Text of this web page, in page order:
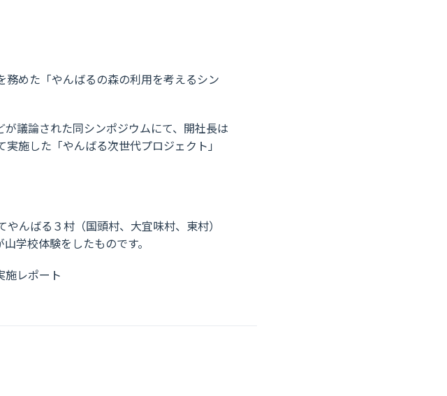
めた「やんばるの森の利用を考えるシン
議論された同シンポジウムにて、開社長は
施した「やんばる次世代プロジェクト」
んばる３村（国頭村、大宜味村、東村）
学校体験をしたものです。
施レポート